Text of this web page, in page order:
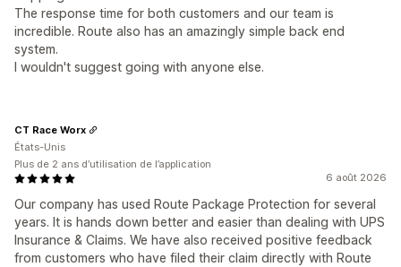
The response time for both customers and our team is
incredible. Route also has an amazingly simple back end
system.
I wouldn't suggest going with anyone else.
6 août 2026
Our company has used Route Package Protection for several
years. It is hands down better and easier than dealing with UPS
Insurance & Claims. We have also received positive feedback
from customers who have filed their claim directly with Route
CT Race Worx
États-Unis
Plus de 2 ans d’utilisation de l’application